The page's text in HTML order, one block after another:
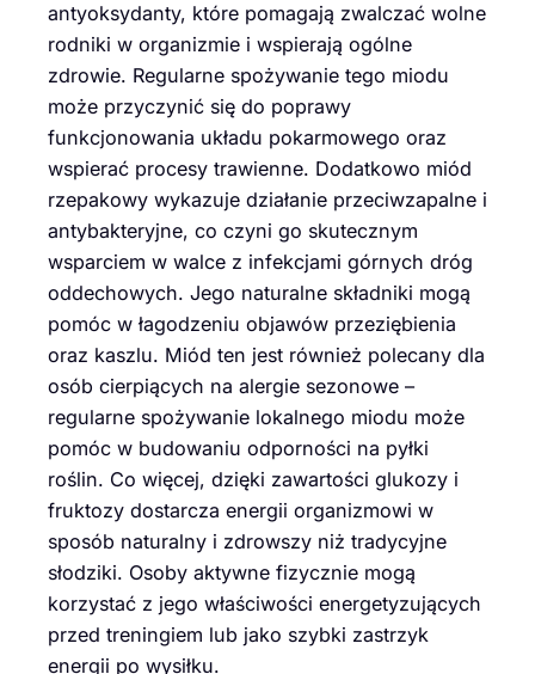
antyoksydanty, które pomagają zwalczać wolne
rodniki w organizmie i wspierają ogólne
zdrowie. Regularne spożywanie tego miodu
może przyczynić się do poprawy
funkcjonowania układu pokarmowego oraz
wspierać procesy trawienne. Dodatkowo miód
rzepakowy wykazuje działanie przeciwzapalne i
antybakteryjne, co czyni go skutecznym
wsparciem w walce z infekcjami górnych dróg
oddechowych. Jego naturalne składniki mogą
pomóc w łagodzeniu objawów przeziębienia
oraz kaszlu. Miód ten jest również polecany dla
osób cierpiących na alergie sezonowe –
regularne spożywanie lokalnego miodu może
pomóc w budowaniu odporności na pyłki
roślin. Co więcej, dzięki zawartości glukozy i
fruktozy dostarcza energii organizmowi w
sposób naturalny i zdrowszy niż tradycyjne
słodziki. Osoby aktywne fizycznie mogą
korzystać z jego właściwości energetyzujących
przed treningiem lub jako szybki zastrzyk
energii po wysiłku.